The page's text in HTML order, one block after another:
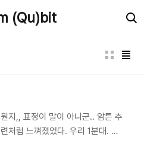
(Qu)bit
지,, 표정이 말이 아니군.. 암튼 추
처럼 느껴졌었다. 우리 1분대. 역